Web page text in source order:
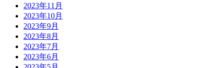
2023年11月
2023年10月
2023年9月
2023年8月
2023年7月
2023年6月